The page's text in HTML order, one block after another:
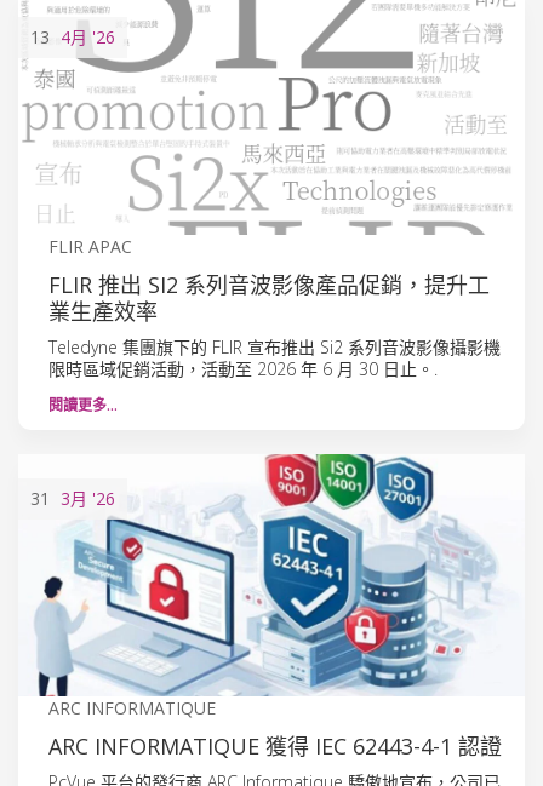
13 4月 '26
FLIR APAC
FLIR 推出 SI2 系列音波影像產品促銷，提升工
業生產效率
Teledyne 集團旗下的 FLIR 宣布推出 Si2 系列音波影像攝影機
限時區域促銷活動，活動至 2026 年 6 月 30 日止。.
閱讀更多…
31 3月 '26
ARC INFORMATIQUE
ARC INFORMATIQUE 獲得 IEC 62443-4-1 認證